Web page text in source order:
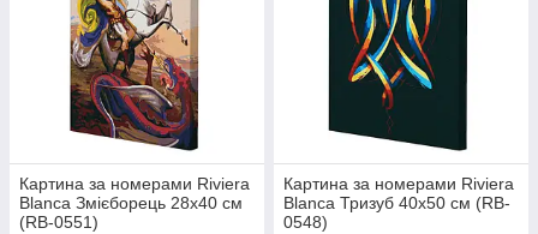
Картина за номерами Riviera
Blanca Змієборець 28x40 см
(RB-0551)
Картина за номерами Riviera
Blanca Тризуб 40x50 см (RB-
0548)